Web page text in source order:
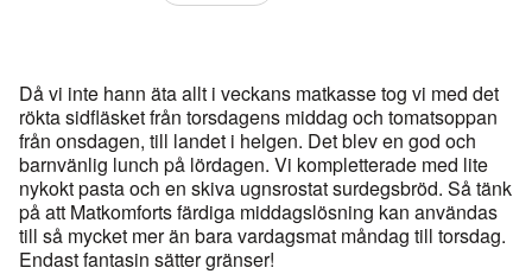
Då vi inte hann äta allt i veckans matkasse tog vi med det
rökta sidfläsket från torsdagens middag och tomatsoppan
från onsdagen, till landet i helgen. Det blev en god och
barnvänlig lunch på lördagen. Vi kompletterade med lite
nykokt pasta och en skiva ugnsrostat surdegsbröd. Så tänk
på att Matkomforts färdiga middagslösning kan användas
till så mycket mer än bara vardagsmat måndag till torsdag.
Endast fantasin sätter gränser!